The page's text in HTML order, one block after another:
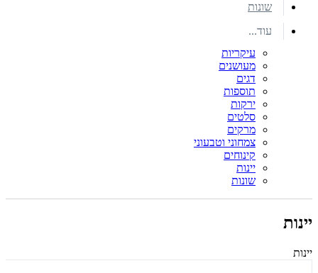
שונות
עוד...
עיקריות
מעושנים
דגים
תוספות
ירקות
סלטים
מרקים
צמחוני וטבעוני
קינוחים
יינות
שונות
יינות
יינות